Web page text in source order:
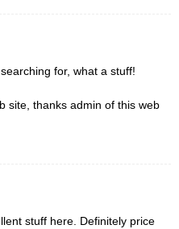
for, what a stuff!
site, thanks admin of this web
stuff here. Definitely price